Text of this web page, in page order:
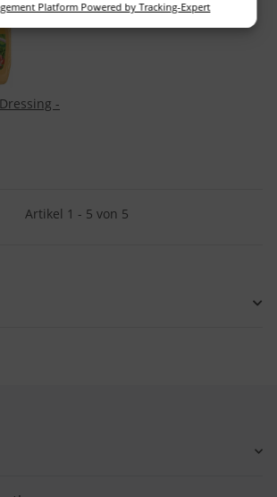
-
Artikel 1 - 5 von 5
zur Personalisierung von Inhalten
Profilen zur Auswahl personalisierter Inhalte
von Inhalten
durch Statistiken oder Kombinationen von
Quellen
Verbesserung der Angebote
Daten zur Auswahl von Inhalten
Platform Powered by Tracking-Expert